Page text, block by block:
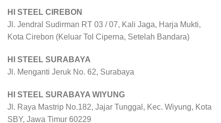
HI STEEL CIREBON
Jl. Jendral Sudirman RT 03 / 07, Kali Jaga, Harja Mukti,
Kota Cirebon (Keluar Tol Ciperna, Setelah Bandara)
HI STEEL SURABAYA
Jl. Menganti Jeruk No. 62, Surabaya
HI STEEL SURABAYA WIYUNG
Jl. Raya Mastrip No.182, Jajar Tunggal, Kec. Wiyung, Kota
SBY, Jawa Timur 60229